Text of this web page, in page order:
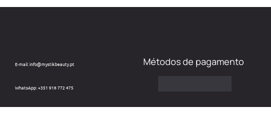
E-mail: info@mystikbeauty.pt
WhatsApp: +351 918 772 475
Métodos de pagamento